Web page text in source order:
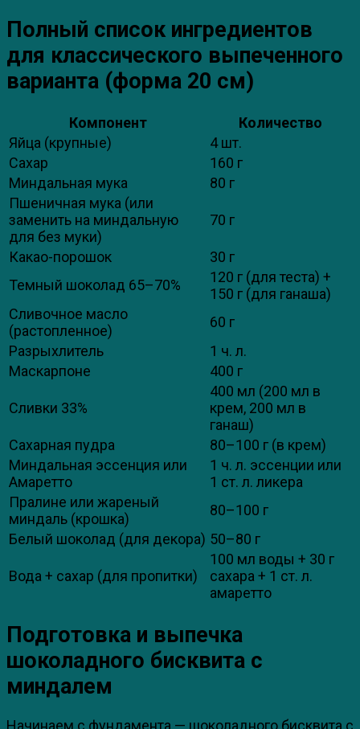
Полный список ингредиентов
для классического выпеченного
варианта (форма 20 см)
Компонент
Количество
Яйца (крупные)
4 шт.
Сахар
160 г
Миндальная мука
80 г
Пшеничная мука (или
заменить на миндальную
для без муки)
70 г
Какао-порошок
30 г
Темный шоколад 65–70%
120 г (для теста) +
150 г (для ганаша)
Сливочное масло
(растопленное)
60 г
Разрыхлитель
1 ч. л.
Маскарпоне
400 г
Сливки 33%
400 мл (200 мл в
крем, 200 мл в
ганаш)
Сахарная пудра
80–100 г (в крем)
Миндальная эссенция или
Амаретто
1 ч. л. эссенции или
1 ст. л. ликера
Пралине или жареный
миндаль (крошка)
80–100 г
Белый шоколад (для декора) 50–80 г
Вода + сахар (для пропитки)
100 мл воды + 30 г
сахара + 1 ст. л.
амаретто
Подготовка и выпечка
шоколадного бисквита с
миндалем
Начинаем с фундамента — шоколадного бисквита с